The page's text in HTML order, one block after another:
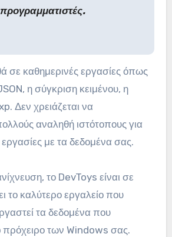
σε καθημερινές εργασίες όπως
η σύγκριση κειμένου, η
Δεν χρειάζεται να
αναληθή ιστότοπους για
με τα δεδομένα σας.
το DevToys είναι σε
το καλύτερο εργαλείο που
τα δεδομένα που
πρόχειρο των Windows σας.